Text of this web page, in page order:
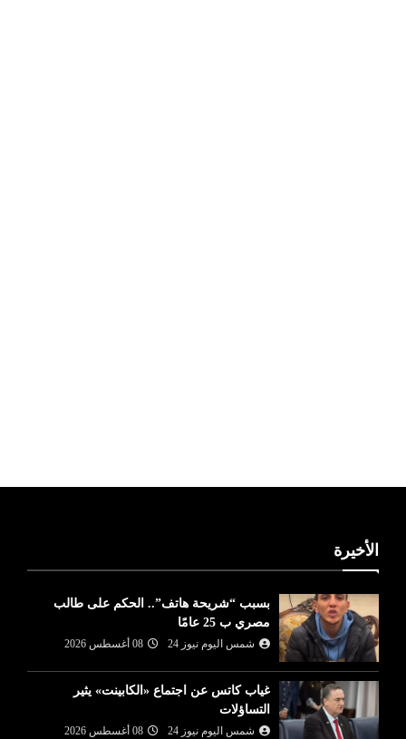
الأخيرة
بسبب “شريحة هاتف”.. الحكم على طالب
مصري ب 25 عامًا
شمس اليوم نيوز 24 08 أغسطس 2026
غياب كاتس عن اجتماع «الكابينت» يثير
التساؤلات
شمس اليوم نيوز 24 08 أغسطس 2026